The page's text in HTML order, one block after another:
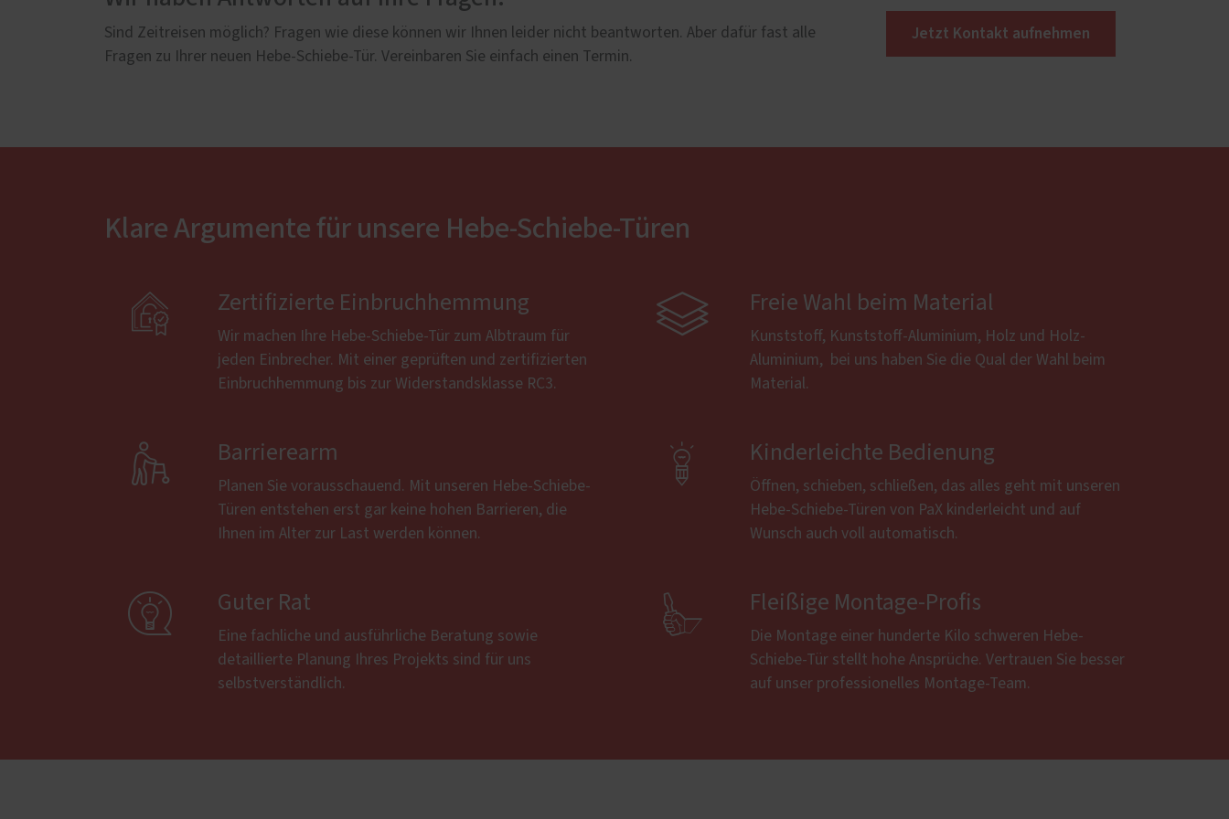
Sind Zeitreisen möglich? Fragen wie diese können wir Ihnen leider nicht beantworten. Aber dafür fast alle
Fragen zu Ihrer neuen Hebe-Schiebe-Tür. Vereinbaren Sie einfach einen Termin.
Jetzt Kontakt aufnehmen
Klare Argumente für unsere Hebe-Schiebe-Türen
 Zertifizierte Einbruchhemmung
Wir machen Ihre Hebe-Schiebe-Tür zum Albtraum für
jeden Einbrecher. Mit einer geprüften und zertifizierten
Einbruchhemmung bis zur Widerstandsklasse RC3.
 Freie Wahl beim Material
Kunststoff, Kunststoff-Aluminium, Holz und Holz-
Aluminium, ­ bei uns haben Sie die Qual der Wahl beim
Material.
 Barrierearm
Planen Sie vorausschauend. Mit unseren Hebe-Schiebe-
Türen entstehen erst gar keine hohen Barrieren, die
Ihnen im Alter zur Last werden können.
 Kinderleichte Bedienung
Öffnen, schieben, schließen, das alles geht mit unseren
Hebe-Schiebe-Türen von PaX kinderleicht und auf
Wunsch auch voll automatisch.
 Guter Rat
Eine fachliche und ausführliche Beratung sowie
detaillierte Planung Ihres Projekts sind für uns
selbstverständlich.
 Fleißige Montage-Profis
Die Montage einer hunderte Kilo schweren Hebe-
Schiebe-Tür stellt hohe Ansprüche. Vertrauen Sie besser
auf unser professionelles Montage-Team.